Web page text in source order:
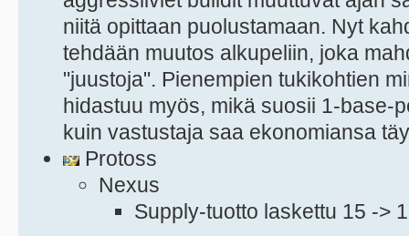
niitä opittaan puolustamaan. Nyt
tehdään muutos alkupeliin, joka
"juustoja". Pienempien tukikohtien
hidastuu myös, mikä suosii 1-base-
kuin vastustaja saa ekonomiansa
Protoss
Nexus
Supply-tuotto laskettu 15 ->